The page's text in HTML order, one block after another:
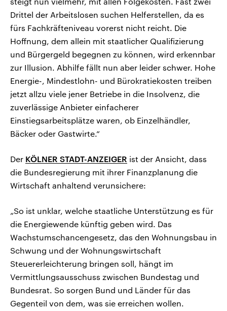
Drittel der Arbeitslosen suchen Helferstellen, da es
fürs Fachkräfteniveau vorerst nicht reicht. Die
Hoffnung, dem allein mit staatlicher Qualifizierung
und Bürgergeld begegnen zu können, wird erkennbar
zur Illusion. Abhilfe fällt nun aber leider schwer. Hohe
Energie-, Mindestlohn- und Bürokratiekosten treiben
jetzt allzu viele jener Betriebe in die Insolvenz, die
zuverlässige Anbieter einfacherer
Einstiegsarbeitsplätze waren, ob Einzelhändler,
Bäcker oder Gastwirte.“
Der KÖLNER STADT-ANZEIGER ist der Ansicht, dass
die Bundesregierung mit ihrer Finanzplanung die
Wirtschaft anhaltend verunsichere:
„So ist unklar, welche staatliche Unterstützung es für
die Energiewende künftig geben wird. Das
Wachstumschancengesetz, das den Wohnungsbau in
Schwung und der Wohnungswirtschaft
Steuererleichterung bringen soll, hängt im
Vermittlungsausschuss zwischen Bundestag und
Bundesrat. So sorgen Bund und Länder für das
Gegenteil von dem, was sie erreichen wollen.